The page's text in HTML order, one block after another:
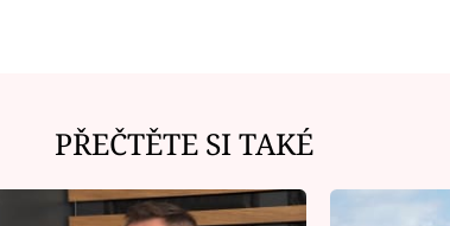
PŘEČTĚTE SI TAKÉ